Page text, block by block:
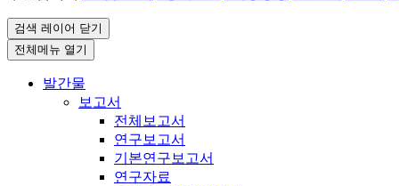
검색 레이어 닫기
전체메뉴 열기
발간물
보고서
전체보고서
연구보고서
기본연구보고서
연구자료